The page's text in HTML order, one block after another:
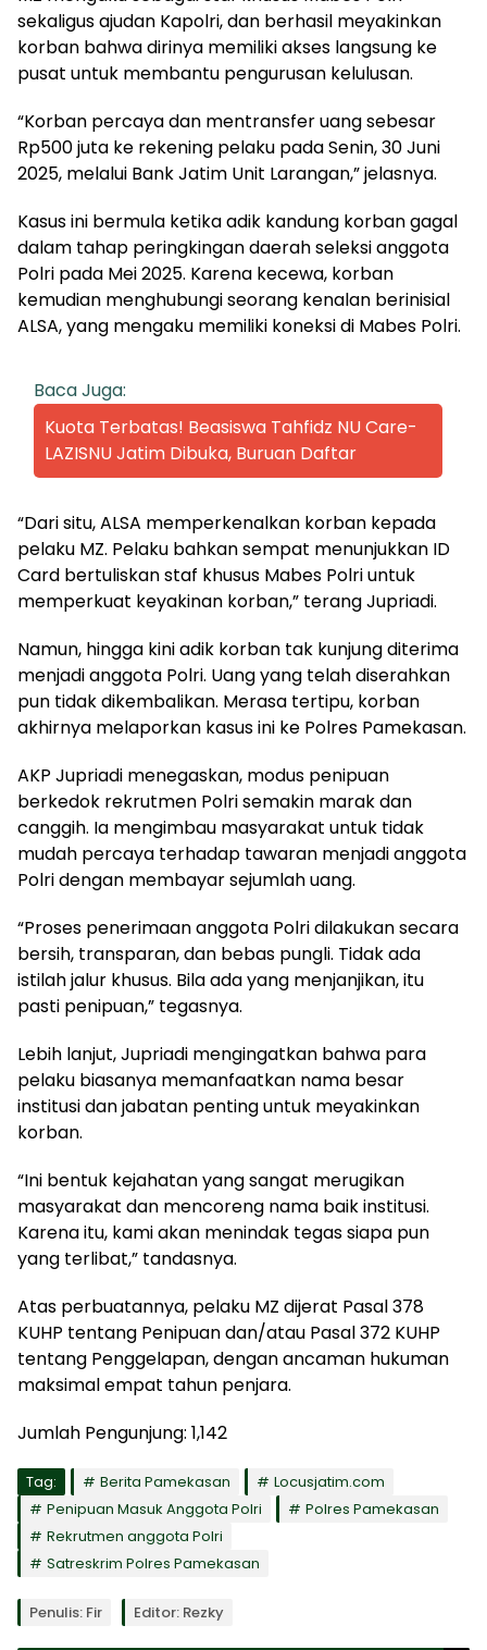
sekaligus ajudan Kapolri, dan berhasil meyakinkan
korban bahwa dirinya memiliki akses langsung ke
pusat untuk membantu pengurusan kelulusan.
“Korban percaya dan mentransfer uang sebesar
Rp500 juta ke rekening pelaku pada Senin, 30 Juni
2025, melalui Bank Jatim Unit Larangan,” jelasnya.
Kasus ini bermula ketika adik kandung korban gagal
dalam tahap peringkingan daerah seleksi anggota
Polri pada Mei 2025. Karena kecewa, korban
kemudian menghubungi seorang kenalan berinisial
ALSA, yang mengaku memiliki koneksi di Mabes Polri.
Baca Juga:
Kuota Terbatas! Beasiswa Tahfidz NU Care-
LAZISNU Jatim Dibuka, Buruan Daftar
“Dari situ, ALSA memperkenalkan korban kepada
pelaku MZ. Pelaku bahkan sempat menunjukkan ID
Card bertuliskan staf khusus Mabes Polri untuk
memperkuat keyakinan korban,” terang Jupriadi.
Namun, hingga kini adik korban tak kunjung diterima
menjadi anggota Polri. Uang yang telah diserahkan
pun tidak dikembalikan. Merasa tertipu, korban
akhirnya melaporkan kasus ini ke Polres Pamekasan.
AKP Jupriadi menegaskan, modus penipuan
berkedok rekrutmen Polri semakin marak dan
canggih. Ia mengimbau masyarakat untuk tidak
mudah percaya terhadap tawaran menjadi anggota
Polri dengan membayar sejumlah uang.
“Proses penerimaan anggota Polri dilakukan secara
bersih, transparan, dan bebas pungli. Tidak ada
istilah jalur khusus. Bila ada yang menjanjikan, itu
pasti penipuan,” tegasnya.
Lebih lanjut, Jupriadi mengingatkan bahwa para
pelaku biasanya memanfaatkan nama besar
institusi dan jabatan penting untuk meyakinkan
korban.
“Ini bentuk kejahatan yang sangat merugikan
masyarakat dan mencoreng nama baik institusi.
Karena itu, kami akan menindak tegas siapa pun
yang terlibat,” tandasnya.
Atas perbuatannya, pelaku MZ dijerat Pasal 378
KUHP tentang Penipuan dan/atau Pasal 372 KUHP
tentang Penggelapan, dengan ancaman hukuman
maksimal empat tahun penjara.
Jumlah Pengunjung: 1,142
Tag: Berita Pamekasan
Locusjatim.com
Penipuan Masuk Anggota Polri
Polres Pamekasan
Rekrutmen anggota Polri
Satreskrim Polres Pamekasan
Penulis: Fir Editor: Rezky